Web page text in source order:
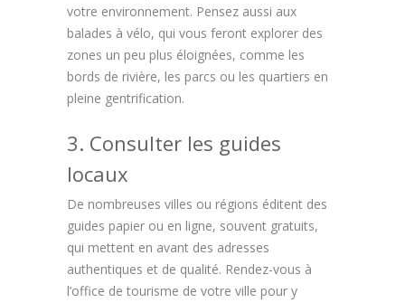
votre environnement. Pensez aussi aux
balades à vélo, qui vous feront explorer des
zones un peu plus éloignées, comme les
bords de rivière, les parcs ou les quartiers en
pleine gentrification.
3. Consulter les guides
locaux
De nombreuses villes ou régions éditent des
guides papier ou en ligne, souvent gratuits,
qui mettent en avant des adresses
authentiques et de qualité. Rendez-vous à
l’office de tourisme de votre ville pour y